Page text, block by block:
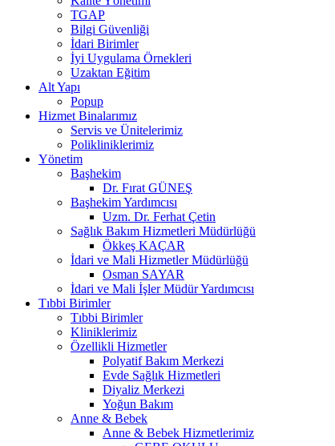
TGAP
Bilgi Güvenliği
İdari Birimler
İyi Uygulama Örnekleri
Uzaktan Eğitim
Alt Yapı
Popup
Hizmet Binalarımız
Servis ve Ünitelerimiz
Polikliniklerimiz
Yönetim
Başhekim
Dr. Fırat GÜNEŞ
Başhekim Yardımcısı
Uzm. Dr. Ferhat Çetin
Sağlık Bakım Hizmetleri Müdürlüğü
Ökkeş KAÇAR
İdari ve Mali Hizmetler Müdürlüğü
Osman SAYAR
İdari ve Mali İşler Müdür Yardımcısı
Tıbbi Birimler
Tıbbi Birimler
Kliniklerimiz
Özellikli Hizmetler
Polyatif Bakım Merkezi
Evde Sağlık Hizmetleri
Diyaliz Merkezi
Yoğun Bakım
Anne & Bebek
Anne & Bebek Hizmetlerimiz